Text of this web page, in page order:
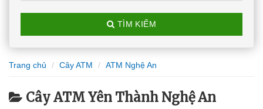
TÌM KIẾM
Trang chủ Cây ATM ATM Nghệ An
Cây ATM Yên Thành Nghệ An